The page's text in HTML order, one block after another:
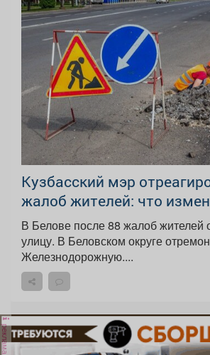
Кузбасский мэр
жалоб жителей: что
В Белове после 88 жалоб жителей
улицу. В Беловском округе отремонтируют улицу
Железнодорожную....
реклама